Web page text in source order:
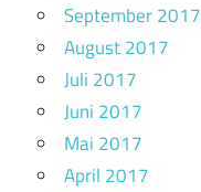
September 2017
August 2017
Juli 2017
Juni 2017
Mai 2017
April 2017